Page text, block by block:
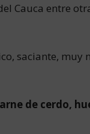
Cauca entre
saciante, muy
de cerdo,